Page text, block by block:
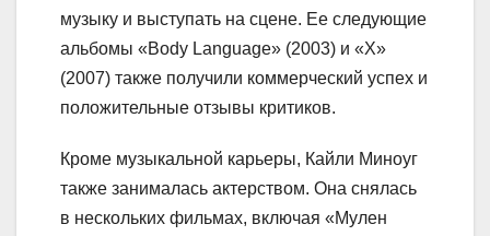
музыку и выступать на сцене. Ее следующие
альбомы «Body Language» (2003) и «X»
(2007) также получили коммерческий успех и
положительные отзывы критиков.
Кроме музыкальной карьеры, Кайли Миноуг
также занималась актерством. Она снялась
в нескольких фильмах, включая «Мулен